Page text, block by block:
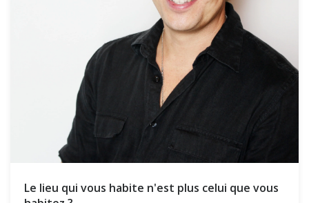
Le lieu qui vous habite n'est plus celui que vous